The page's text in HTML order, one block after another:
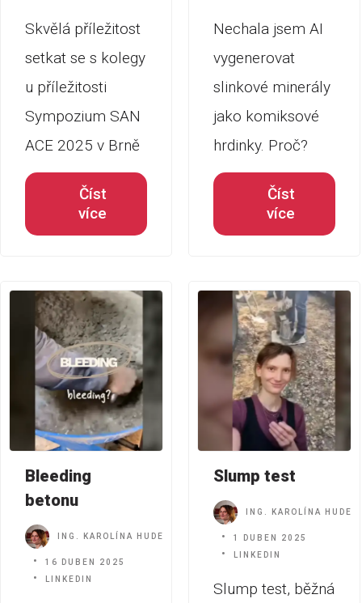
Skvělá příležitost
setkat se s kolegy
u příležitosti
Sympozium SAN
ACE 2025 v Brně
Číst
více
Nechala jsem AI
vygenerovat
slinkové minerály
jako komiksové
hrdinky. Proč?
Číst
více
Bleeding
betonu
ING. KAROLÍNA HUDEC JAKUBÍKOVÁ
16 DUBEN 2025
LINKEDIN
Slump test
ING. KAROLÍNA
1 DUBEN 2025
LINKEDIN
Slump test, běžná